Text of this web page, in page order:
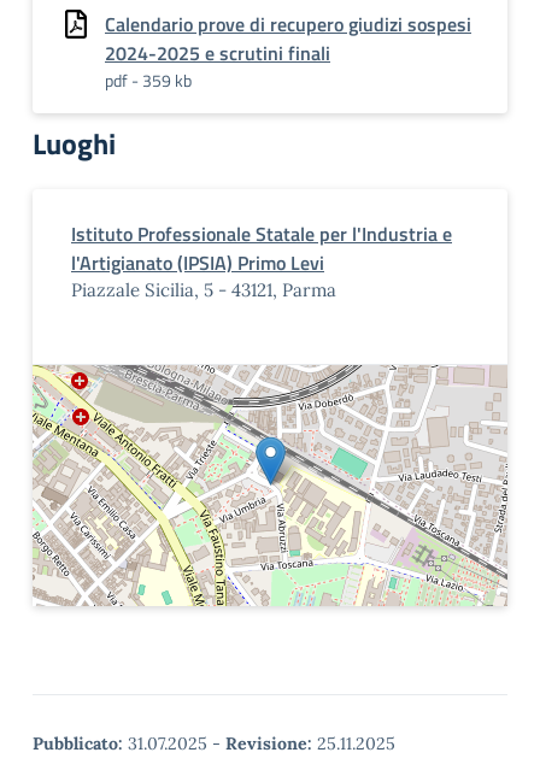
Calendario prove di recupero giudizi sospesi
2024-2025 e scrutini finali
pdf - 359 kb
Luoghi
Istituto Professionale Statale per l'Industria e
l'Artigianato (IPSIA) Primo Levi
Piazzale Sicilia, 5 - 43121, Parma
Pubblicato: 31.07.2025 - Revisione: 25.11.2025